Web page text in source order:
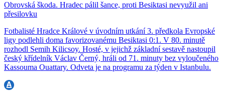
Obrovská škoda. Hradec pálil šance, proti Besiktasi nevyužil ani
přesilovku
Fotbalisté Hradce Králové v úvodním utkání 3. předkola Evropské
ligy podlehli doma favorizovanému Besiktasi 0:1. V 80. minutě
rozhodl Semih Kilicsoy. Hosté, v jejichž základní sestavě nastoupil
český křídelník Václav Černý, hráli od 71. minuty bez vyloučeného
Kassouma Ouattary. Odveta je na programu za týden v Istanbulu.